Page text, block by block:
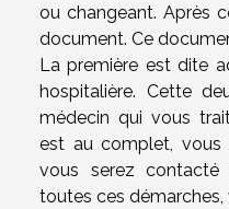
ou changeant. Après
document. Ce
La première est dite
hospitalière. Cette
médecin qui vous
est au complet, vous
vous serez contacté
toutes ces démarches,